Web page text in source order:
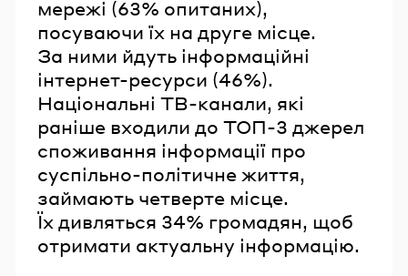
мережі (63% опитаних),
посуваючи їх на друге місце.
За ними йдуть інформаційні
інтернет-ресурси (46%).
Національні ТВ-канали, які
раніше входили до ТОП-3 джерел
споживання інформації про
суспільно-політичне життя,
займають четверте місце.
Їх дивляться 34% громадян, щоб
отримати актуальну інформацію.